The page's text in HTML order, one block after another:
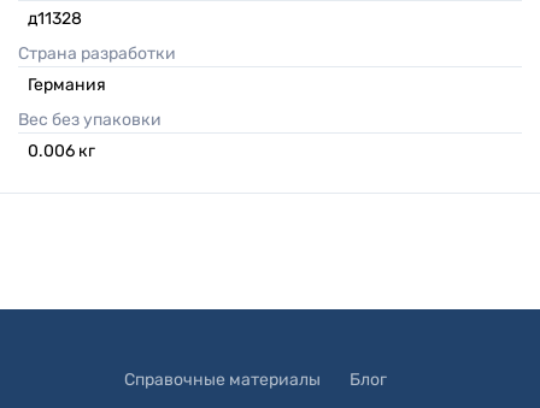
д11328
Страна разработки
Германия
Вес без упаковки
0.006 кг
Справочные материалы Блог